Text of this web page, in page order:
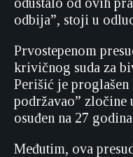
odbija”, stoji u
Prvostepenom
krivičnog suda za
Perišić je
podržavao”
osuđen na 27
Međutim, ova